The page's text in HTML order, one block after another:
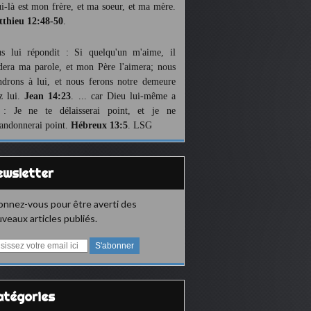
là est mon frère, et ma soeur, et ma mère.
12:48-50.
lui répondit : Si quelqu'un m'aime, il
ma parole, et mon Père l'aimera; nous
à lui, et nous ferons notre demeure
lui.Jean 14:23. ... car Dieu lui-même a
Je ne te délaisserai point, et je ne
point. Hébreux 13:5. LSG
vous pour être averti des
articles publiés.